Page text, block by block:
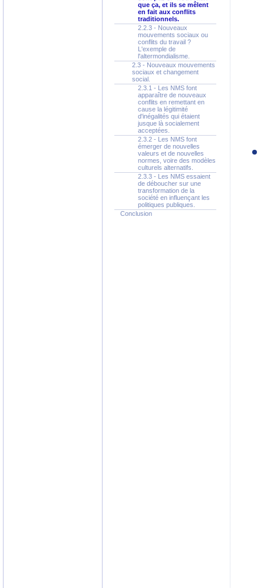
que ça, et ils se mêlent
en fait aux conflits
traditionnels.
2.2.3 - Nouveaux
mouvements sociaux ou
conflits du travail ?
L'exemple de
l'altermondialisme.
2.3 - Nouveaux mouvements
sociaux et changement
social.
2.3.1 - Les NMS font
apparaître de nouveaux
conflits en remettant en
cause la légitimité
d'inégalités qui étaient
jusque là socialement
acceptées.
2.3.2 - Les NMS font
émerger de nouvelles
valeurs et de nouvelles
normes, voire des modèles
culturels alternatifs.
2.3.3 - Les NMS essaient
de déboucher sur une
transformation de la
société en influençant les
politiques publiques.
Conclusion